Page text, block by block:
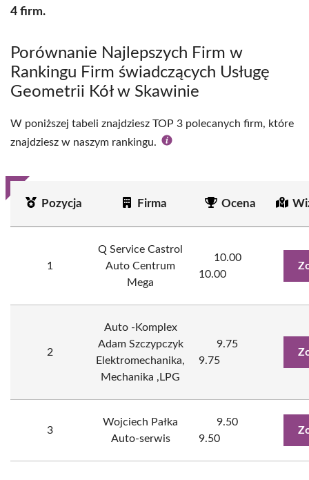
4 firm.
Porównanie Najlepszych Firm w
Rankingu Firm świadczących Usługę
Geometrii Kół w Skawinie
W poniższej tabeli znajdziesz TOP 3 polecanych firm, które
znajdziesz w naszym rankingu.
Pozycja Firma Ocena
1
Q Service Castrol
Auto Centrum
Mega
10.00
10.00
2
Auto -Komplex
Adam Szczypczyk
Elektromechanika,
Mechanika ,LPG
9.75
9.75
3
Wojciech Pałka
Auto-serwis
9.50
9.50